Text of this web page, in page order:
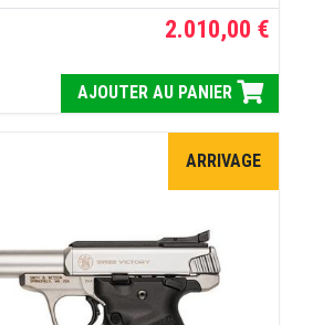
2.010,00 €
AJOUTER AU PANIER
ARRIVAGE